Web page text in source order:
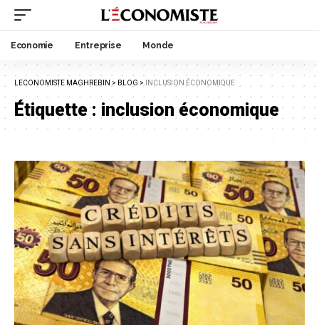
Economie Entreprise Monde
LECONOMISTE MAGHREBIN > BLOG > INCLUSION ÉCONOMIQUE
Étiquette :inclusion économique